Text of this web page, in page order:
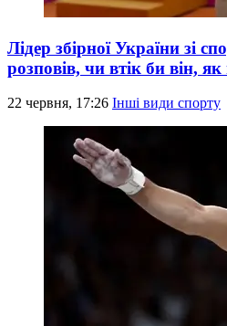
Лідер збірної України зі
розповів, чи втік би він,
22 червня, 17:26 Інші види спорту